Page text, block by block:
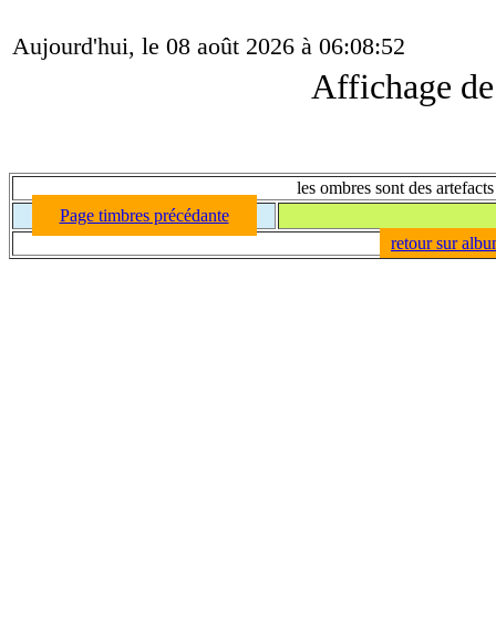
Aujourd'hui, le 08 août 2026 à 06:08:52
Affichage
les ombres sont des
Page timbres précédante
retour sur